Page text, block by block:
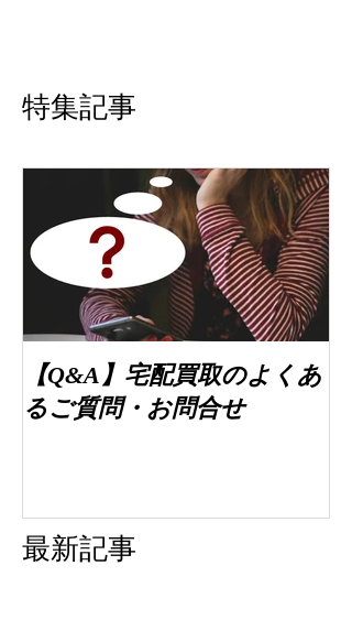
特集記事
【Q&A】宅配買取のよくあ
るご質問・お問合せ
最新記事